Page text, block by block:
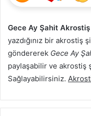
Gece Ay Şahit
yazdığınız bir akrostiş
göndererek Gece Ay
paylaşabilir ve akrostiş
Sağlayabilirsiniz.